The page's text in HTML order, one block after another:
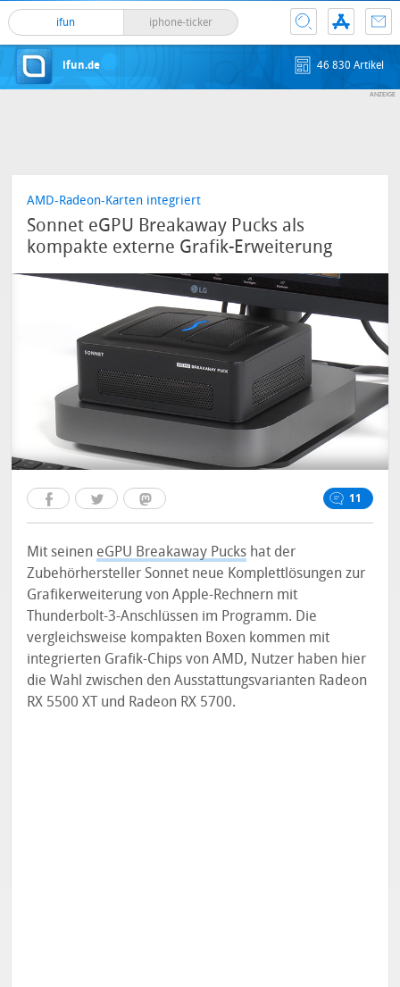
ifun iphone-ticker
ifun.de 46 830 Artikel
AMD-Radeon-Karten integriert
Sonnet eGPU Breakaway Pucks als
kompakte externe Grafik-Erweiterung
11
Mit seinen eGPU Breakaway Pucks hat der
Zubehörhersteller Sonnet neue Komplettlösungen zur
Grafikerweiterung von Apple-Rechnern mit
Thunderbolt-3-Anschlüssen im Programm. Die
vergleichsweise kompakten Boxen kommen mit
integrierten Grafik-Chips von AMD, Nutzer haben hier
die Wahl zwischen den Ausstattungsvarianten Radeon
RX 5500 XT und Radeon RX 5700.